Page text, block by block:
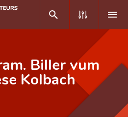
Biller vum
Kolbach